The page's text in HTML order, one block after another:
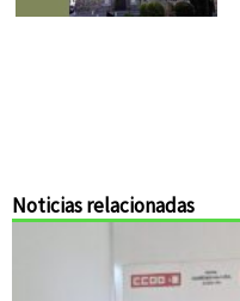
Noticias relacionadas